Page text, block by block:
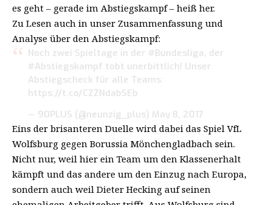
es geht – gerade im Abstiegskampf – heiß her.
Zu Lesen auch in unser Zusammenfassung und
Analyse über den Abstiegskampf:
Noch zwei Spieltage in der #Bundesliga, der
#Abstiegskampf tobt unerbittlich! Unser
Abstiegscheck für alle Teams:
https://t.co/CZZNdabSEb
— 90PLUS (@neunzig_plus) May 8, 2017
Eins der brisanteren Duelle wird dabei das Spiel VfL
Wolfsburg gegen Borussia Mönchengladbach sein.
Nicht nur, weil hier ein Team um den Klassenerhalt
kämpft und das andere um den Einzug nach Europa,
sondern auch weil Dieter Hecking auf seinen